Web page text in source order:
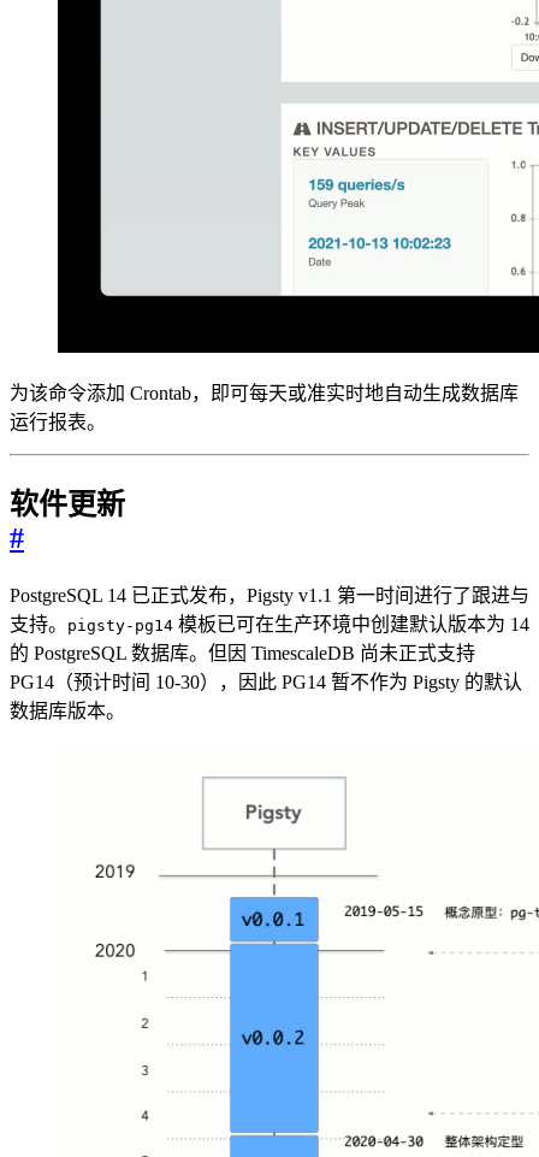
为该命令添加 Crontab，即可每天或准实时地自动生成数据库
运行报表。
软件更新
#
PostgreSQL 14 已正式发布，Pigsty v1.1 第一时间进行了跟进与
支持。
pigsty-pg14 模板已可在生产环境中创建默认版本为 14
的 PostgreSQL 数据库。但因 TimescaleDB 尚未正式支持
PG14（预计时间 10-30），因此 PG14 暂不作为 Pigsty 的默认
数据库版本。